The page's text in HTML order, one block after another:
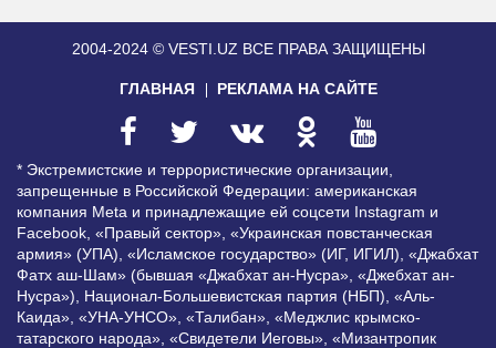
2004-2024 © VESTI.UZ ВСЕ ПРАВА ЗАЩИЩЕНЫ
ГЛАВНАЯ РЕКЛАМА НА САЙТЕ
* Экстремистские и террористические организации,
запрещенные в Российской Федерации: американская
компания Meta и принадлежащие ей соцсети Instagram и
Facebook, «Правый сектор», «Украинская повстанческая
армия» (УПА), «Исламское государство» (ИГ, ИГИЛ), «Джабхат
Фатх аш-Шам» (бывшая «Джабхат ан-Нусра», «Джебхат ан-
Нусра»), Национал-Большевистская партия (НБП), «Аль-
Каида», «УНА-УНСО», «Талибан», «Меджлис крымско-
татарского народа», «Свидетели Иеговы», «Мизантропик